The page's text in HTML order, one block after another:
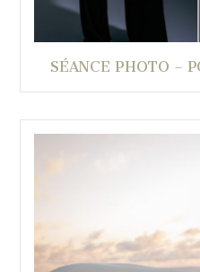
SÉANCE PHOTO –